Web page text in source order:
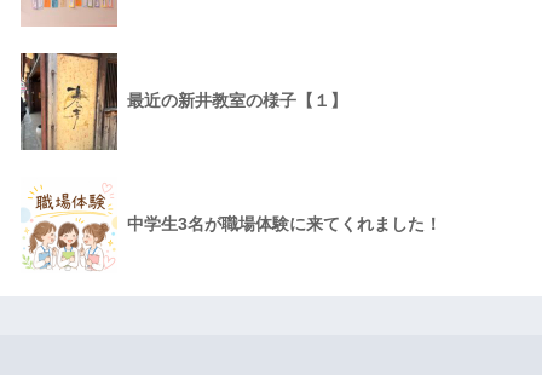
最近の新井教室の様子【１】
中学生3名が職場体験に来てくれました！